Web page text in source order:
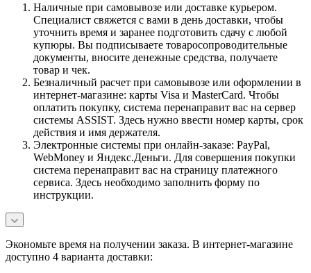
Наличные при самовывозе или доставке курьером.
Специалист свяжется с вами в день доставки, чтобы
уточнить время и заранее подготовить сдачу с любой
купюры. Вы подписываете товаросопроводительные
документы, вносите денежные средства, получаете
товар и чек.
Безналичный расчет при самовывозе или оформлении в
интернет-магазине: карты Visa и MasterCard. Чтобы
оплатить покупку, система перенаправит вас на сервер
системы ASSIST. Здесь нужно ввести номер карты, срок
действия и имя держателя.
Электронные системы при онлайн-заказе: PayPal,
WebMoney и Яндекс.Деньги. Для совершения покупки
система перенаправит вас на страницу платежного
сервиса. Здесь необходимо заполнить форму по
инструкции.
Экономьте время на получении заказа. В интернет-магазине
доступно 4 варианта доставки: